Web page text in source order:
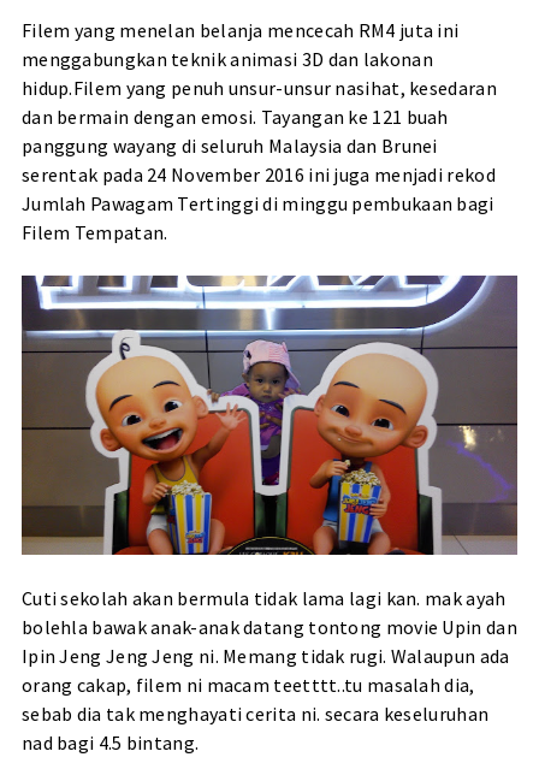
Filem yang menelan belanja mencecah RM4 juta ini
menggabungkan teknik animasi 3D dan lakonan
hidup.Filem yang penuh unsur-unsur nasihat, kesedaran
dan bermain dengan emosi. Tayangan ke 121 buah
panggung wayang di seluruh Malaysia dan Brunei
serentak pada 24 November 2016 ini juga menjadi rekod
Jumlah Pawagam Tertinggi di minggu pembukaan bagi
Filem Tempatan.
Cuti sekolah akan bermula tidak lama lagi kan. mak ayah
bolehla bawak anak-anak datang tontong movie Upin dan
Ipin Jeng Jeng Jeng ni. Memang tidak rugi. Walaupun ada
orang cakap, filem ni macam teetttt..tu masalah dia,
sebab dia tak menghayati cerita ni. secara keseluruhan
nad bagi 4.5 bintang.